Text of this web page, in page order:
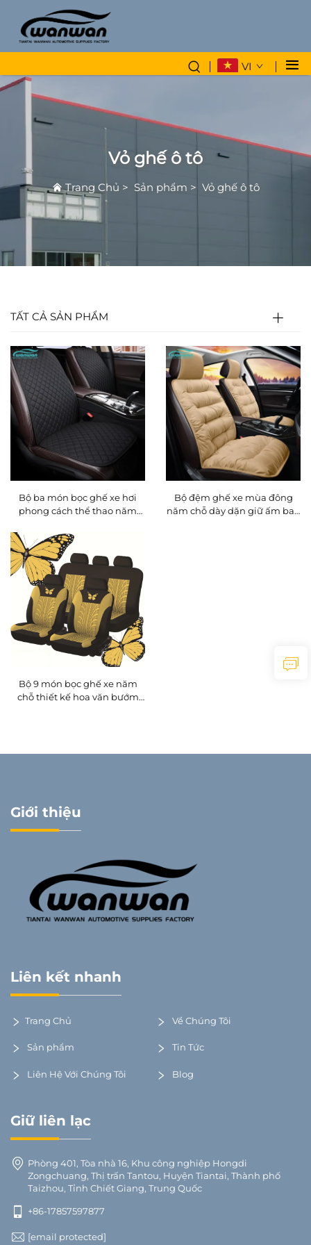
VI
Vỏ ghế ô tô
Trang Chủ > Sản phẩm > Vỏ ghế ô tô
TẤT CẢ SẢN PHẨM
Bộ ba món bọc ghế xe hơi
phong cách thể thao năm
chung có tựa lưng không cần
buộc chức năng thông gió và
massage
Bộ đệm ghế xe mùa đông
năm chỗ dày dặn giữ ấm bao
Bộ 9 món bọc ghế xe năm
chỗ thiết kế hoa văn bướm
Giới thiệu
Liên kết nhanh
Trang Chủ Về Chúng Tôi
Sản phẩm Tin Tức
Liên Hệ Với Chúng Tôi Blog
Giữ liên lạc
Phòng 401, Tòa nhà 16, Khu công nghiệp Hongdi
Zongchuang, Thị trấn Tantou, Huyện Tiantai, Thành phố
Taizhou, Tỉnh Chiết Giang, Trung Quốc
+86-17857597877
[email protected]